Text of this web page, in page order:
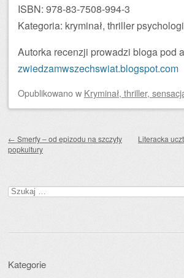
ISBN: 978-83-7508-994-3
Kategoria: kryminał, thriller
Autorka recenzji prowadzi bloga pod
zwiedzamwszechswiat.blogspot.com
Opublikowanow Kryminał, thriller,
← Smerfy – od epizodu na szczyty
popkultury
Literacka
Szukaj:
Kategorie